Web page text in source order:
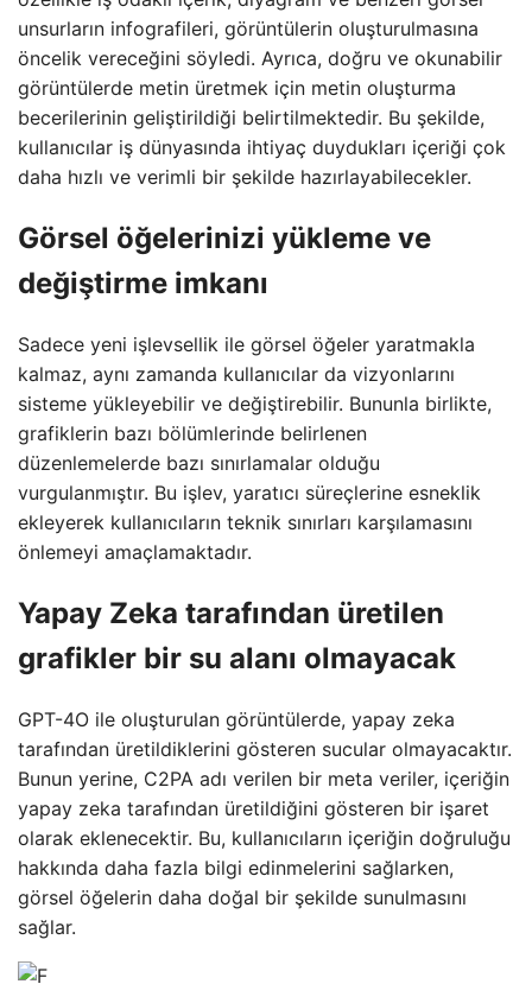
unsurların infografileri, görüntülerin oluşturulmasına
öncelik vereceğini söyledi. Ayrıca, doğru ve okunabilir
görüntülerde metin üretmek için metin oluşturma
becerilerinin geliştirildiği belirtilmektedir. Bu şekilde,
kullanıcılar iş dünyasında ihtiyaç duydukları içeriği çok
daha hızlı ve verimli bir şekilde hazırlayabilecekler.
Görsel öğelerinizi yükleme ve
değiştirme imkanı
Sadece yeni işlevsellik ile görsel öğeler yaratmakla
kalmaz, aynı zamanda kullanıcılar da vizyonlarını
sisteme yükleyebilir ve değiştirebilir. Bununla birlikte,
grafiklerin bazı bölümlerinde belirlenen
düzenlemelerde bazı sınırlamalar olduğu
vurgulanmıştır. Bu işlev, yaratıcı süreçlerine esneklik
ekleyerek kullanıcıların teknik sınırları karşılamasını
önlemeyi amaçlamaktadır.
Yapay Zeka tarafından üretilen
grafikler bir su alanı olmayacak
GPT-4O ile oluşturulan görüntülerde, yapay zeka
tarafından üretildiklerini gösteren sucular olmayacaktır.
Bunun yerine, C2PA adı verilen bir meta veriler, içeriğin
yapay zeka tarafından üretildiğini gösteren bir işaret
olarak eklenecektir. Bu, kullanıcıların içeriğin doğruluğu
hakkında daha fazla bilgi edinmelerini sağlarken,
görsel öğelerin daha doğal bir şekilde sunulmasını
sağlar.